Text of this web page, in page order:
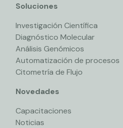
Soluciones
Investigación Científica
Diagnóstico Molecular
Análisis Genómicos
Automatización de procesos
Citometría de Flujo
Novedades
Capacitaciones
Noticias